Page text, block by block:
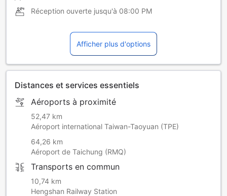
Réception ouverte jusqu'à 08:00 PM
Afficher plus d'options
Distances et services essentiels
Aéroports à proximité
52,47 km
Aéroport international Taiwan-Taoyuan (TPE)
64,26 km
Aéroport de Taichung (RMQ)
Transports en commun
10,74 km
Hengshan Railway Station